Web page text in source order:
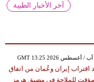
آخر الأخبار الطبية
اقتراب إيران وعُمان من اتفاق
للملاحة في مضيق هرمز